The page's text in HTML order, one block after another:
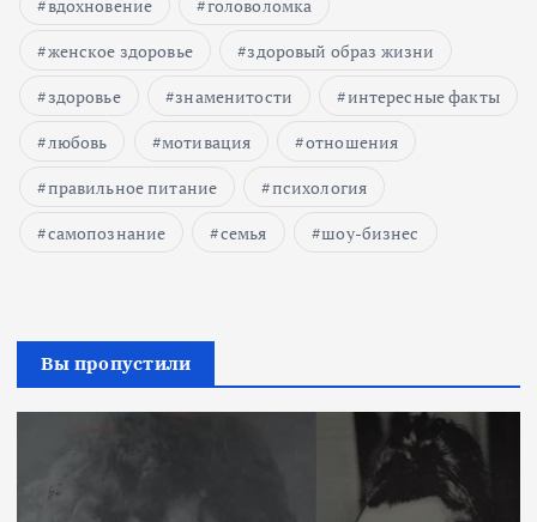
вдохновение
головоломка
женское здоровье
здоровый образ жизни
здоровье
знаменитости
интересные факты
любовь
мотивация
отношения
правильное питание
психология
самопознание
семья шоу-бизнес
Вы пропустили